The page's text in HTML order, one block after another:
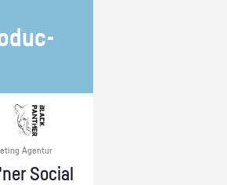
Agentur
So­ci­al